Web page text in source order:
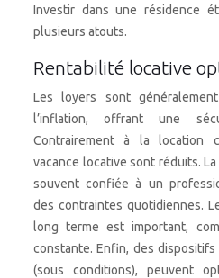
Investir dans une résidence
plusieurs atouts.
Rentabilité locative
Les loyers sont
l’inflation, offrant une
Contrairement à la location
vacance locative sont réduits.
souvent confiée à un
des contraintes quotidiennes.
long terme est important,
constante. Enfin, des
(sous conditions), peuvent